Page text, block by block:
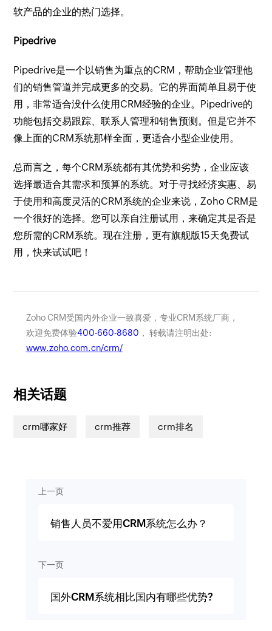
软产品的企业的热门选择。
Pipedrive
Pipedrive是一个以销售为重点的CRM，帮助企业管理他
们的销售管道并完成更多的交易。它的界面简单且易于使
用，非常适合没什么使用CRM经验的企业。Pipedrive的
功能包括交易跟踪、联系人管理和销售预测。但是它并不
像上面的CRM系统那样全面，更适合小型企业使用。
总而言之，每个CRM系统都有其优势和劣势，企业应该
选择最适合其需求和预算的系统。对于寻找经济实惠、易
于使用和高度灵活的CRM系统的企业来说，Zoho CRM是
一个很好的选择。您可以亲自注册试用，来确定其是否是
您所需的CRM系统。现在注册，更有旗舰版15天免费试
用，快来试试吧！
Zoho CRM受国内外企业一致喜爱，专业CRM系统厂商，
欢迎免费体验400-660-8680 ， 转载请注明出处:
www.zoho.com.cn/crm/
相关话题
crm哪家好 crm推荐 crm排名
上一页
销售人员不爱用CRM系统怎么办？
下一页
国外CRM系统相比国内有哪些优势?